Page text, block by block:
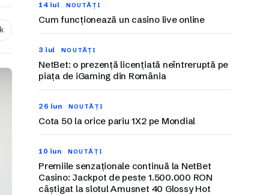
14 iul NOUTĂȚI
Cum funcționează un casino live online
3 iul NOUTĂȚI
NetBet: o prezență licențiată neîntreruptă pe
piața de iGaming din România
26 iun NOUTĂȚI
Cota 50 la orice pariu 1X2 pe Mondial
10 iun NOUTĂȚI
Premiile senzaționale continuă la NetBet
Casino: Jackpot de peste 1.500.000 RON
câștigat la slotul Amusnet 40 Glossy Hot